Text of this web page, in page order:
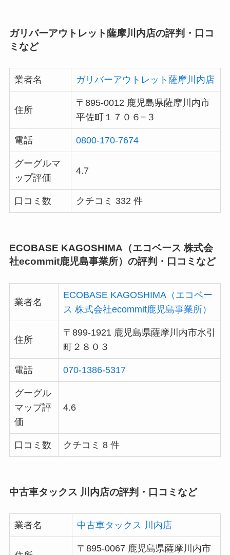
ガリバーアウトレット薩摩川内店の評判・口コ
ミなど
業者名 ガリバーアウトレット薩摩川内店
住所
〒895-0012 鹿児島県薩摩川内市
平佐町１７０６−３
電話 0800-170-7674
グーグルマ
ップ評価
4.7
口コミ数 クチコミ 332 件
ECOBASE KAGOSHIMA（エコベース 株式会
社ecommit鹿児島事業所）の評判・口コミなど
業者名
ECOBASE KAGOSHIMA（エコベー
ス 株式会社ecommit鹿児島事業所）
住所
〒899-1921 鹿児島県薩摩川内市水引
町２８０３
電話 070-1386-5317
グーグル
マップ評
価
4.6
口コミ数 クチコミ 8 件
中古車タックス 川内店の評判・口コミなど
業者名 中古車タックス 川内店
〒895-0067 鹿児島県薩摩川内市